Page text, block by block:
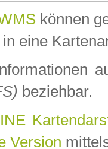
können
in eine
beziehbar.
Version